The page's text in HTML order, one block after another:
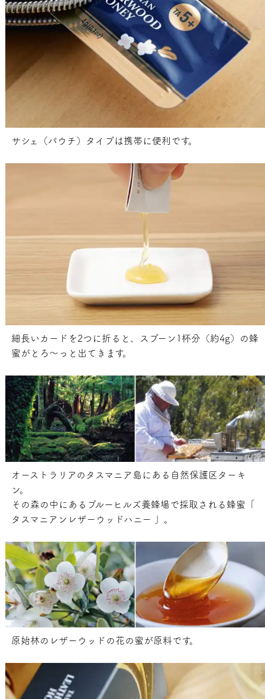
サシェ（パウチ）タイプは携帯に便利です。
細長いカードを2つに折ると、スプーン1杯分（約4g）の蜂
蜜がとろ～っと出てきます。
オーストラリアのタスマニア島にある自然保護区ターキ
ン。
その森の中にあるブルーヒルズ養蜂場で採取される蜂蜜「
タスマニアンレザーウッドハニー 」。
原始林のレザーウッドの花の蜜が原料です。